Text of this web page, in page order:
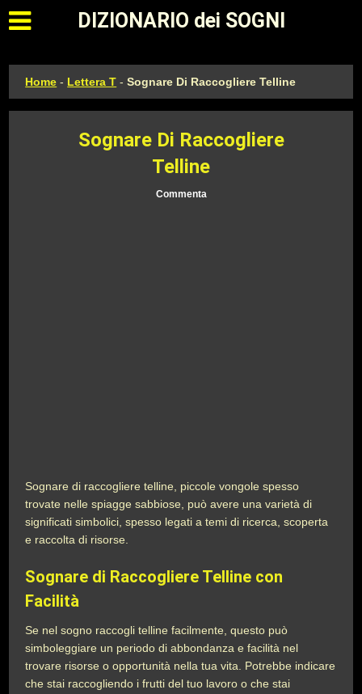
Apri il menu principale
DIZIONARIO dei SOGNI
Home - Lettera T -Sognare Di Raccogliere Telline
Sognare Di Raccogliere
Telline
Commenta
Sognare di raccogliere telline, piccole vongole spesso
trovate nelle spiagge sabbiose, può avere una varietà di
significati simbolici, spesso legati a temi di ricerca, scoperta
e raccolta di risorse.
Sognare di Raccogliere Telline con
Facilità
Se nel sogno raccogli telline facilmente, questo può
simboleggiare un periodo di abbondanza e facilità nel
trovare risorse o opportunità nella tua vita. Potrebbe indicare
che stai raccogliendo i frutti del tuo lavoro o che stai